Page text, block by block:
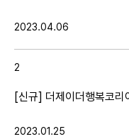
2023.04.06
2
[신규] 더제이더행복코
2023.01.25